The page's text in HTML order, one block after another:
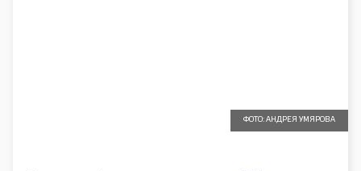
ФОТО: АНДРЕЯ УМЯРОВА